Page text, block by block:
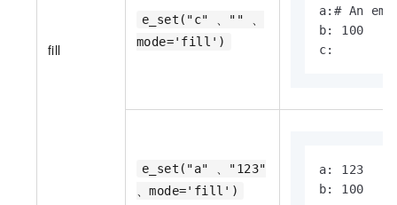
fill
e_set("c" 、"" 、
mode='fill')
a:# An
b: 100
c:
e_set("a" 、"123"
、mode='fill')
a: 123
b: 100